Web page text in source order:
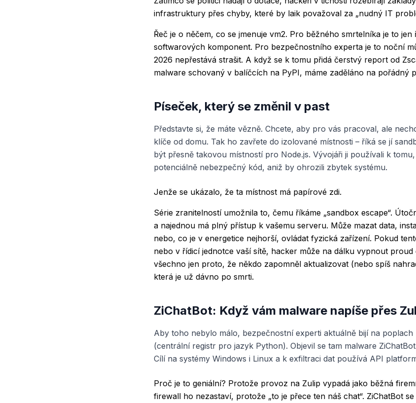
infrastruktury přes chyby, které by laik považoval za „nudný IT
Řeč je o něčem, co se jmenuje vm2. Pro běžného smrtelníka je to jen
softwarových komponent. Pro bezpečnostního experta je to noční
2026 nepřestává strašit. A když se k tomu přidá čerstvý report od
malware schovaný v balíčcích na PyPI, máme zaděláno na pořádný
Píseček, který se změnil v past
Představte si, že máte vězně. Chcete, aby pro vás pracoval, ale
klíče od domu. Tak ho zavřete do izolované místnosti – říká se jí
být přesně takovou místností pro Node.js. Vývojáři ji používali k
potenciálně nebezpečný kód, aniž by ohrozili zbytek systému.
Jenže se ukázalo, že ta místnost má papírové zdi.
Série zranitelností umožnila to, čemu říkáme „sandbox escape“.
a najednou má plný přístup k vašemu serveru. Může mazat data,
nebo, co je v energetice nejhorší, ovládat fyzická zařízení. Pokud
nebo v řídicí jednotce vaší sítě, hacker může na dálku vypnout
všechno jen proto, že někdo zapomněl aktualizovat (nebo spíš
která je už dávno po smrti.
ZiChatBot: Když vám malware napíše přes
Aby toho nebylo málo, bezpečnostní experti aktuálně bijí na poplach
(centrální registr pro jazyk Python). Objevil se tam malware
Cílí na systémy Windows i Linux a k exfiltraci dat používá API
Proč je to geniální? Protože provoz na Zulip vypadá jako běžná
firewall ho nezastaví, protože „to je přece ten náš chat“. ZiChatBot